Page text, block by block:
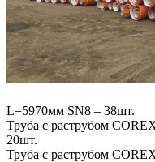
L=5970мм SN8 – 38шт.
Труба с раструбом
20шт.
Труба с раструбом